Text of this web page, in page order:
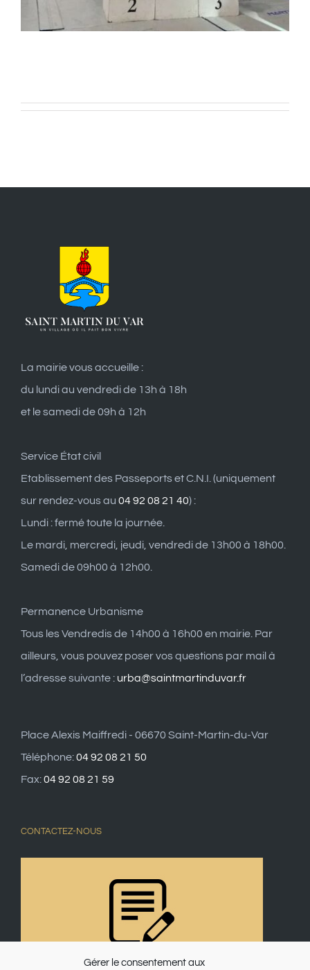
Gérer le consentement aux
La mairie vous accueille :
du lundi au vendredi de 13h à 18h
et le samedi de 09h à 12h
Service État civil
Etablissement des Passeports et C.N.I. (uniquement
sur rendez-vous au 04 92 08 21 40) :
Lundi : fermé toute la journée.
Le mardi, mercredi, jeudi, vendredi de 13h00 à 18h00.
Samedi de 09h00 à 12h00.
Permanence Urbanisme
Tous les Vendredis de 14h00 à 16h00 en mairie. Par
ailleurs, vous pouvez poser vos questions par mail à
l’adresse suivante : urba@saintmartinduvar.fr
Place Alexis Maiffredi - 06670 Saint-Martin-du-Var
Téléphone:04 92 08 21 50
Fax:04 92 08 21 59
CONTACTEZ-NOUS